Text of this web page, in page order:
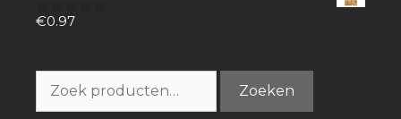
0
€0.97
naar:
Zoeken